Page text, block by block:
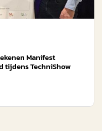
Manifest
tijdens TechniShow